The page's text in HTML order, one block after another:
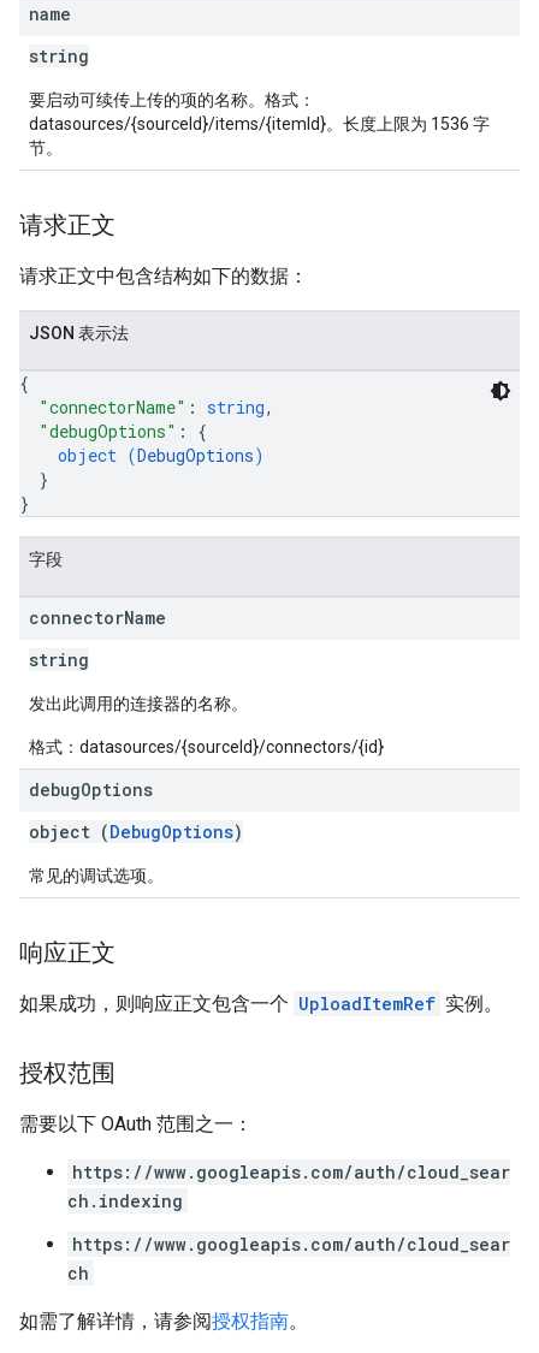
name
string
要启动可续传上传的项的名称。格式：
datasources/{sourceId}/items/{itemId}。长度上限为 1536 字
节。
请求正文
请求正文中包含结构如下的数据：
JSON 表示法
{
"connectorName" : string,
"debugOptions" : {
object (DebugOptions)
}
}
字段
connectorName
string
发出此调用的连接器的名称。
格式：datasources/{sourceId}/connectors/{id}
debugOptions
object (DebugOptions)
常见的调试选项。
响应正文
如果成功，则响应正文包含一个 UploadItemRef 实例。
授权范围
需要以下 OAuth 范围之一：
https://www.googleapis.com/auth/cloud_sear
ch.indexing
https://www.googleapis.com/auth/cloud_sear
ch
如需了解详情，请参阅授权指南。